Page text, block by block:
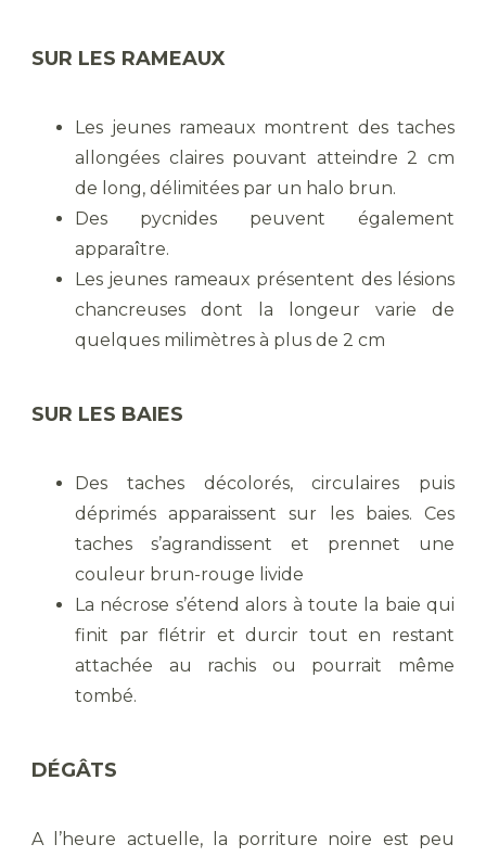
SUR LES RAMEAUX
Les jeunes rameaux montrent des taches
allongées claires pouvant atteindre 2 cm
de long, délimitées par un halo brun.
Des pycnides peuvent également
apparaître.
Les jeunes rameaux présentent des lésions
chancreuses dont la longeur varie de
quelques milimètres à plus de 2 cm
SUR LES BAIES
Des taches décolorés, circulaires puis
déprimés apparaissent sur les baies. Ces
taches s’agrandissent et prennet une
couleur brun-rouge livide
La nécrose s’étend alors à toute la baie qui
finit par flétrir et durcir tout en restant
attachée au rachis ou pourrait même
tombé.
DÉGÂTS
A l’heure actuelle, la porriture noire est peu